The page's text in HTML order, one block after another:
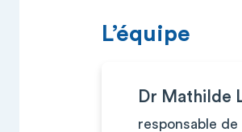
L’équipe
Dr Mathilde
responsable